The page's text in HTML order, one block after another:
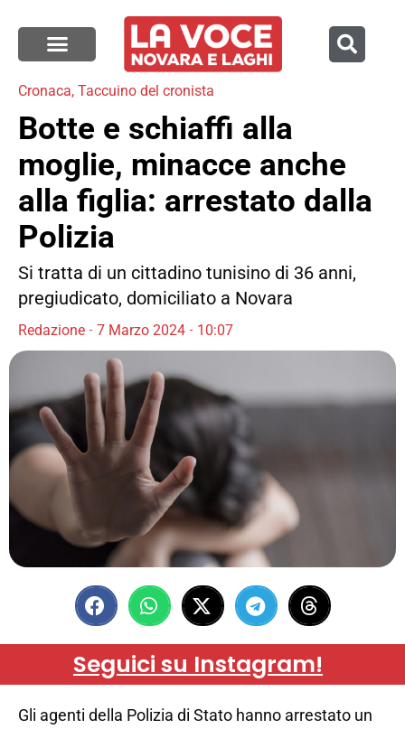
Cronaca, Taccuino del cronista
Botte e schiaffi alla
moglie, minacce anche
alla figlia: arrestato dalla
Polizia
Si tratta di un cittadino tunisino di 36 anni,
pregiudicato, domiciliato a Novara
Redazione 7 Marzo 2024 10:07
Seguici su Instagram!
Gli agenti della Polizia di Stato hanno arrestato un